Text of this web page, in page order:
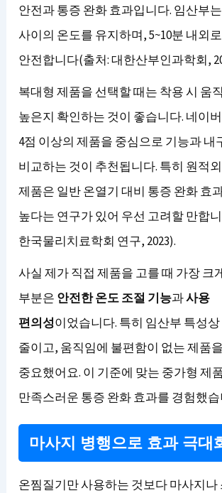
안전과 통증 완화 효과입니다. 임산부는
사이의 온도를 유지하며, 5~10분 내외
안전합니다(출처: 대한산부인과학회,
복대형 제품을 선택할 때는 착용 시 움
높은지 확인하는 것이 좋습니다. 네이
4점 이상의 제품을 중심으로 기능과 내
비교하는 것이 추천됩니다. 특히 원적
제품은 일반 온열기 대비 통증 완화 효
높다는 연구가 있어 우선 고려할 만합
한국물리치료학회 연구, 2023).
사실 제가 직접 제품을 고를 때 가장 크
부분은 안전한 온도 조절 기능과사용
편의성이었습니다. 특히 임산부 특성
줄이고, 움직임에 불편함이 없는 제품
중요했어요. 이 기준에 맞는 중가형 제
만족스러운 통증 완화 효과를 경험했습
마사지 병행으로 효과 극대
온찜질기만 사용하는 것보다 마사지나